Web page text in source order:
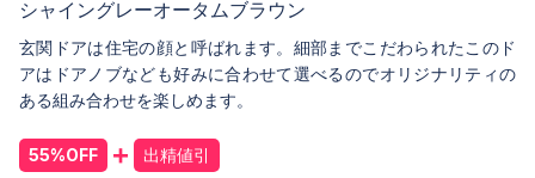
シャイングレーオータムブラウン
玄関ドアは住宅の顔と呼ばれます。細部までこだわられたこのド
アはドアノブなども好みに合わせて選べるのでオリジナリティの
ある組み合わせを楽しめます。
55%OFF +
出精値引